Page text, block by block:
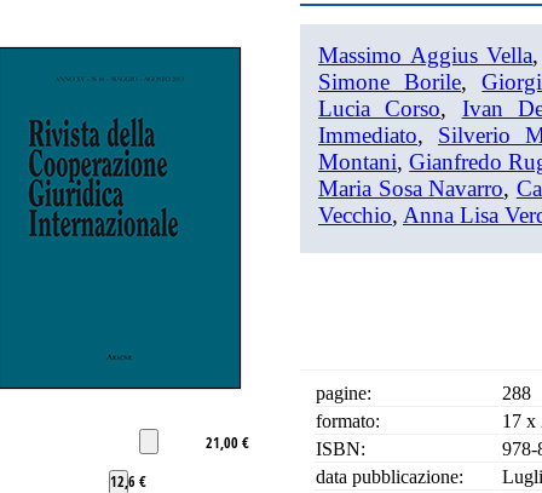
21,00 €
12,6 €
Massimo Aggius Vella
Simone Borile,
Lucia Corso, Ivan
Immediato, Silverio
Montani,Gianfredo
Maria Sosa Navarro,
Vecchio, Anna Lisa
pagine:
288
formato:
17 x
ISBN:
978-
data pubblicazione: